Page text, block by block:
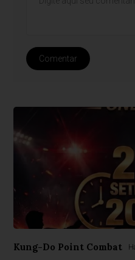
Comentar
Kung-Do Point Combat